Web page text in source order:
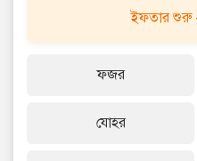
ইফতার শুরু
ফজর
যোহর